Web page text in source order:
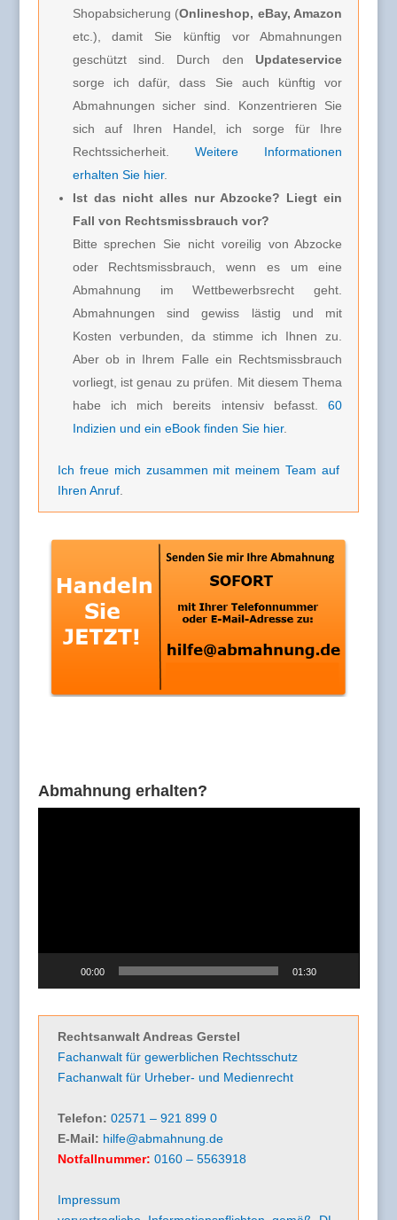
Shopabsicherung (Onlineshop, eBay, Amazon
etc.), damit Sie künftig vor Abmahnungen
geschützt sind. Durch den Updateservice
sorge ich dafür, dass Sie auch künftig vor
Abmahnungen sicher sind. Konzentrieren Sie
sich auf Ihren Handel, ich sorge für Ihre
Rechtssicherheit. Weitere Informationen
erhalten Sie hier.
Ist das nicht alles nur Abzocke? Liegt ein
Fall von Rechtsmissbrauch vor?
Bitte sprechen Sie nicht voreilig von Abzocke
oder Rechtsmissbrauch, wenn es um eine
Abmahnung im Wettbewerbsrecht geht.
Abmahnungen sind gewiss lästig und mit
Kosten verbunden, da stimme ich Ihnen zu.
Aber ob in Ihrem Falle ein Rechtsmissbrauch
vorliegt, ist genau zu prüfen. Mit diesem Thema
habe ich mich bereits intensiv befasst.60
Indizien und ein eBook finden Sie hier.
Ich freue mich zusammen mit meinem Team auf
Ihren Anruf.
Abmahnung erhalten?
00:00 01:30
Rechtsanwalt Andreas Gerstel
Fachanwalt für gewerblichen Rechtsschutz
Fachanwalt für Urheber- und Medienrecht
Telefon: 02571 – 921 899 0
E-Mail: hilfe@abmahnung.de
Notfallnummer: 0160 – 5563918
Impressum